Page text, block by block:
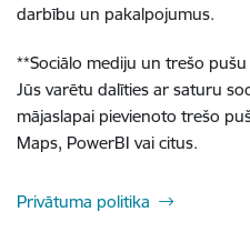
darbību un pakalpojumus.
**Sociālo mediju un trešo
Jūs varētu dalīties ar saturu
mājaslapai pievienoto trešo
Maps, PowerBI vai citus.
Privātuma politika